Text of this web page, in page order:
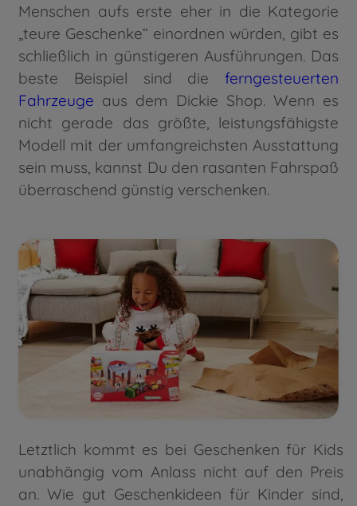
Menschen aufs erste eher in die Kategorie
„teure Geschenke“ einordnen würden, gibt es
schließlich in günstigeren Ausführungen. Das
beste Beispiel sind die ferngesteuerten
Fahrzeuge aus dem Dickie Shop. Wenn es
nicht gerade das größte, leistungsfähigste
Modell mit der umfangreichsten Ausstattung
sein muss, kannst Du den rasanten Fahrspaß
überraschend günstig verschenken.
Letztlich kommt es bei Geschenken für Kids
unabhängig vom Anlass nicht auf den Preis
an. Wie gut Geschenkideen für Kinder sind,